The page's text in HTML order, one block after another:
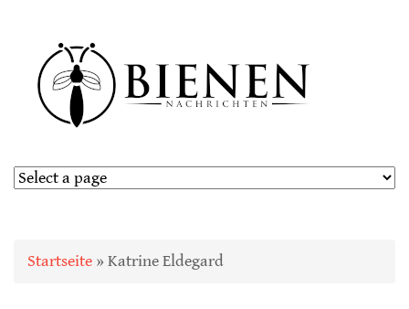
Sie sind hier
Startseite » Katrine Eldegard